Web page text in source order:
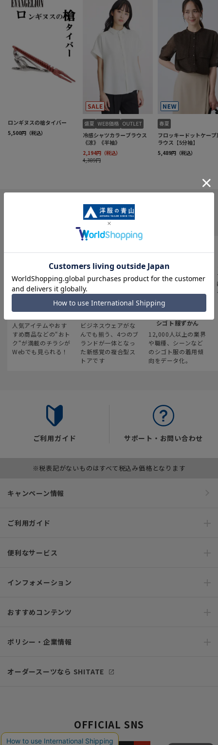
INFORMATION
最新のお買い得情報
人気アイテムやおす
すめ商品などの“おト
ク“が満載のチラシが
Webでも見られる！
スーツスクエア
ビジネスウェアがな
んでも揃う、4つのブ
ランドが一体となっ
た新感覚の複合型ス
トアです
みんなの
シゴト服ずかん
12,000人以上の業界
や職種、シーンなど
のシゴト服の着用傾
向をデータ化。
ご利用ガイド サポート・お問い合わせ
※税表記がないものはすべて税込み価格となります
キャンペーン情報
ご利用ガイド
便利なサービス
インフォメーション
おすすめコンテンツ
ポリシー・企業情報
オーダースーツなら SHITATE
OFFICIAL SNS